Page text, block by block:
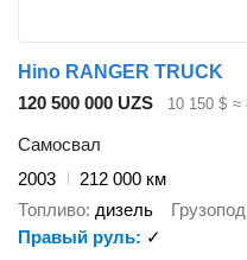
Hino RANGER TRUCK
120 500 000 UZS
10 150 $ ≈
Самосвал
2003
212 000 км
Топливо дизель
Правый руль
✓